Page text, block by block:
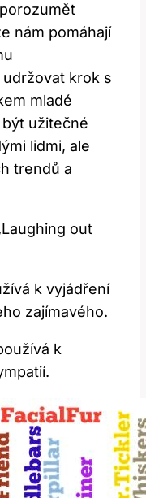
‍nám pomáhají
krok s
mladé
užitečné
lidmi, ale
⁣trendů a
out
k vyjádření
zajímavého.
k⁤